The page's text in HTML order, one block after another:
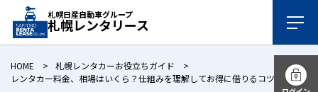
札幌日産自動車グループ
札幌レンタリース
HOME
札幌レンタカーお役立ちガイド
レンタカー料金、相場はいくら？仕組みを理解してお得に借りるコツ